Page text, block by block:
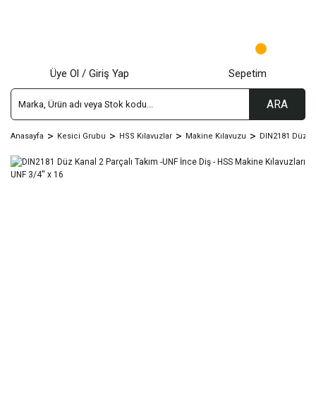
ARA
Üye Ol / Giriş Yap Sepetim
Anasayfa Kesici Grubu HSS Kılavuzlar Makine Kılavuzu DIN2181 Düz